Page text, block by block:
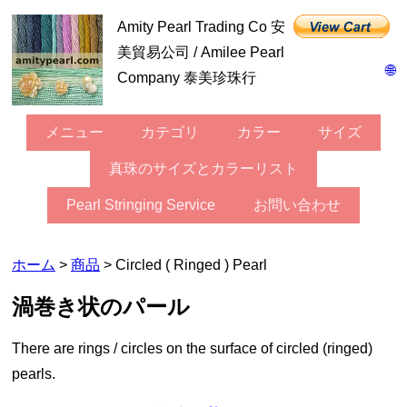
🌐
Amity Pearl Trading Co 安
美貿易公司 / Amilee Pearl
Company 泰美珍珠行
メニュー カテゴリ カラー サイズ
真珠のサイズとカラーリスト
Pearl Stringing Service お問い合わせ
ホーム > 商品 > Circled ( Ringed ) Pearl
渦巻き状のパール
There are rings / circles on the surface of circled (ringed)
pearls.